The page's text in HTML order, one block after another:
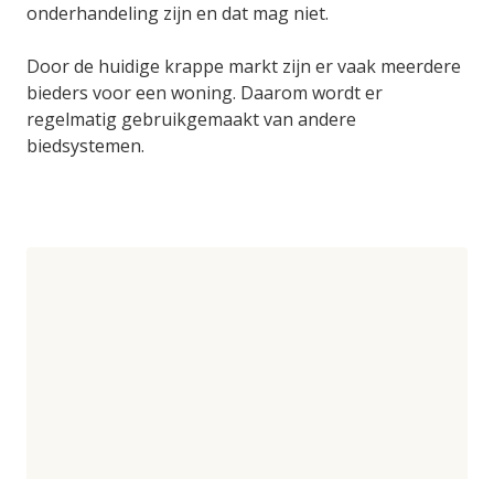
onderhandeling zijn en dat mag niet.
Door de huidige krappe markt zijn er vaak meerdere
bieders voor een woning. Daarom wordt er
regelmatig gebruikgemaakt van andere
biedsystemen.